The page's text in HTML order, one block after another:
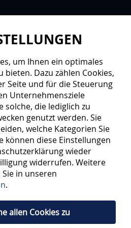
um Ihnen ein optimales
bieten. Dazu zählen Cookies,
Seite und für die Steuerung
Unternehmensziele
solche, die lediglich zu
genutzt werden. Sie
welche Kategorien Sie
können diese Einstellungen
wieder
widerrufen. Weitere
in unseren
.
allen Cookies zu